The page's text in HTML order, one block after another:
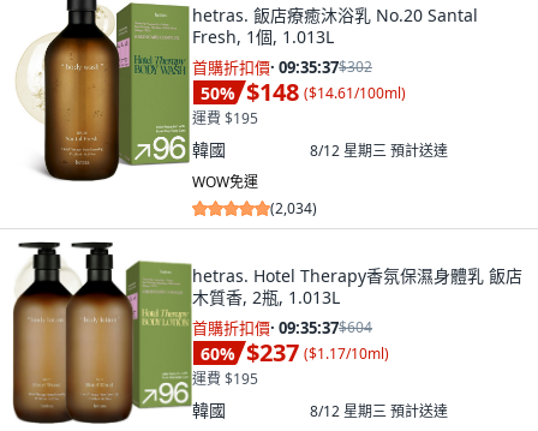
hetras. 飯店療癒沐浴乳 No.20 Santal
Fresh, 1個, 1.013L
首購折扣價· 09:35:36$302
50% $148 ($14.61/100ml)
運費 $195
韓國 8/12 星期三預計送達
WOW免運
(2,034)
hetras. Hotel Therapy香氛保濕身體乳 飯店
木質香, 2瓶, 1.013L
首購折扣價· 09:35:36$604
60% $237 ($1.17/10ml)
運費 $195
韓國 8/12 星期三預計送達